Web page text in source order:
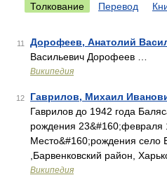
Толкование Перевод
11 Дорофеев, Анатолий
Васильевич Дорофеев …
Википедия
12 Гаврилов, Михаил
Гаврилов до 1942 года
рождения 23&#160;февраля
Место&#160;рождения село
,Барвенковский район,
Википедия